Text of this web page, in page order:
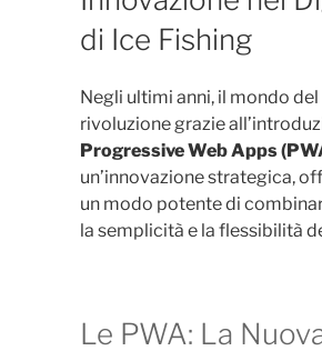
di Ice Fishing
Negli ultimi anni, il mondo
rivoluzione grazie
Progressive Web Apps
un’innovazione strategica,
un modo potente di
la semplicità e la flessibilità
Le PWA: La